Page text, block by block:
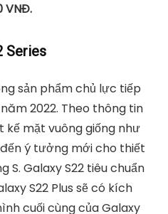
VNĐ.
Series
sản phẩm chủ lực tiếp
2022. Theo thông tin
kế mặt vuông giống như
ý tưởng mới cho thiết
S. Galaxy S22 tiêu chuẩn
S22 Plus sẽ có kích
cuối cùng của Galaxy